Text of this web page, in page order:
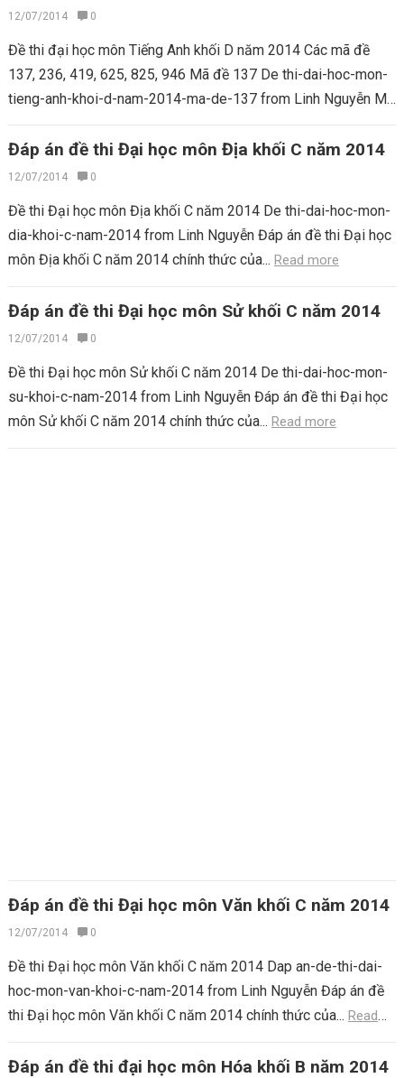
12/07/2014 0
Đề thi đại học môn Tiếng Anh khối D năm 2014 Các mã đề
137, 236, 419, 625, 825, 946 Mã đề 137 De thi-dai-hoc-mon-
tieng-anh-khoi-d-nam-2014-ma-de-137 from Linh Nguyễn Mã
Đáp án đề thi Đại học môn Địa khối C năm 2014
12/07/2014 0
Đề thi Đại học môn Địa khối C năm 2014 De thi-dai-hoc-mon-
dia-khoi-c-nam-2014 from Linh Nguyễn Đáp án đề thi Đại học
môn Địa khối C năm 2014 chính thức của... Read more
Đáp án đề thi Đại học môn Sử khối C năm 2014
12/07/2014 0
Đề thi Đại học môn Sử khối C năm 2014 De thi-dai-hoc-mon-
su-khoi-c-nam-2014 from Linh Nguyễn Đáp án đề thi Đại học
môn Sử khối C năm 2014 chính thức của... Read more
Đáp án đề thi Đại học môn Văn khối C năm 2014
12/07/2014 0
Đề thi Đại học môn Văn khối C năm 2014 Dap an-de-thi-dai-
hoc-mon-van-khoi-c-nam-2014 from Linh Nguyễn Đáp án đề
thi Đại học môn Văn khối C năm 2014 chính thức của... Read
Đáp án đề thi đại học môn Hóa khối B năm 2014